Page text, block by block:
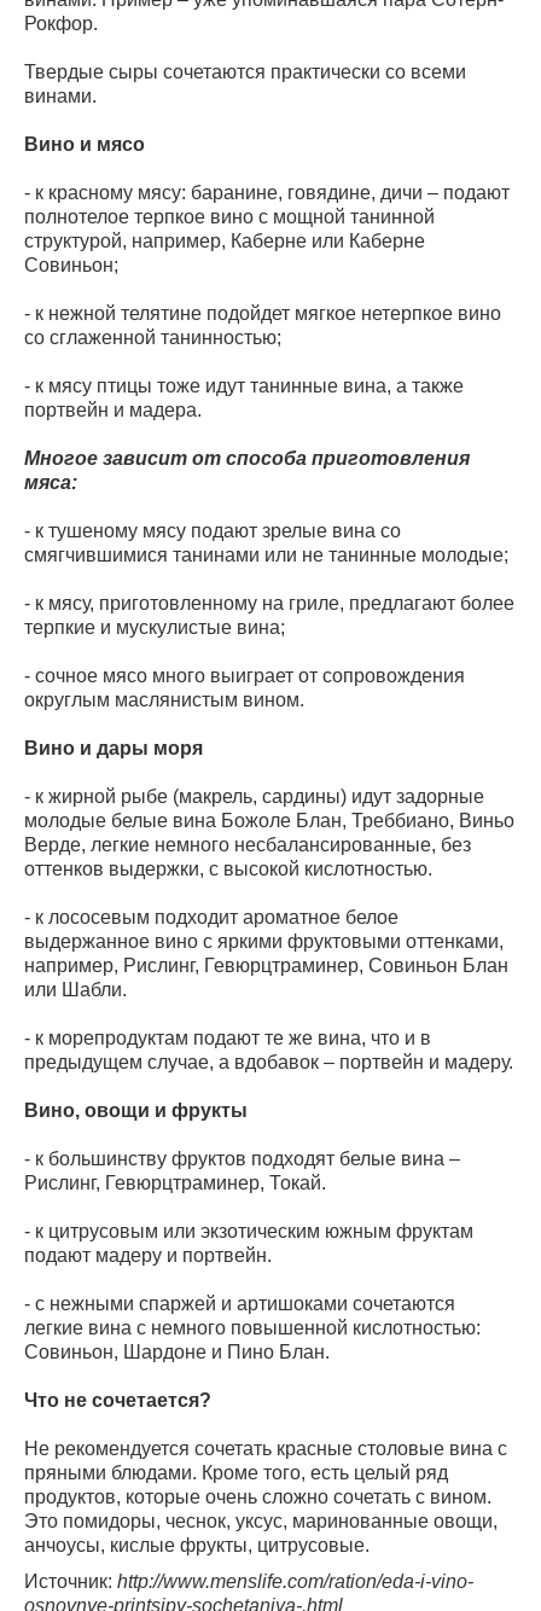
Рокфор.
Твердые сыры сочетаются практически со всеми
винами.
Вино и мясо
- к красному мясу: баранине, говядине, дичи – подают
полнотелое терпкое вино с мощной танинной
структурой, например, Каберне или Каберне
Совиньон;
- к нежной телятине подойдет мягкое нетерпкое вино
со сглаженной танинностью;
- к мясу птицы тоже идут танинные вина, а также
портвейн и мадера.
Многое зависит от способа приготовления
мяса:
- к тушеному мясу подают зрелые вина со
смягчившимися танинами или не танинные молодые;
- к мясу, приготовленному на гриле, предлагают более
терпкие и мускулистые вина;
- сочное мясо много выиграет от сопровождения
округлым маслянистым вином.
Вино и дары моря
- к жирной рыбе (макрель, сардины) идут задорные
молодые белые вина Божоле Блан, Треббиано, Виньо
Верде, легкие немного несбалансированные, без
оттенков выдержки, с высокой кислотностью.
- к лососевым подходит ароматное белое
выдержанное вино с яркими фруктовыми оттенками,
например, Рислинг, Гевюрцтраминер, Совиньон Блан
или Шабли.
- к морепродуктам подают те же вина, что и в
предыдущем случае, а вдобавок – портвейн и мадеру.
Вино, овощи и фрукты
- к большинству фруктов подходят белые вина –
Рислинг, Гевюрцтраминер, Токай.
- к цитрусовым или экзотическим южным фруктам
подают мадеру и портвейн.
- с нежными спаржей и артишоками сочетаются
легкие вина с немного повышенной кислотностью:
Совиньон, Шардоне и Пино Блан.
Что не сочетается?
Не рекомендуется сочетать красные столовые вина с
пряными блюдами. Кроме того, есть целый ряд
продуктов, которые очень сложно сочетать с вином.
Это помидоры, чеснок, уксус, маринованные овощи,
анчоусы, кислые фрукты, цитрусовые.
Источник: http://www.menslife.com/ration/eda-i-vino-
osnovnye-printsipy-sochetaniya-.html